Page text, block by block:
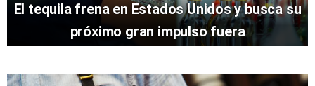
El tequila frena en Estados Unidos y busca su
próximo gran impulso fuera